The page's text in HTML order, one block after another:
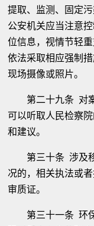
提取、监测、固定
公安机关应当注意
位信息，视情节轻
依法采取相应强制
现场摄像或照片。
第二十九条 对案
可以听取人民检察
和建议。
第三十条 涉及移
况的，相关执法或
审质证。
第三十一条 环保